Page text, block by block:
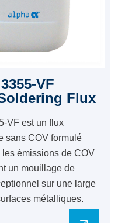
VF
Flux
VF est un flux
sans COV formulé
les émissions de COV
un mouillage de
sur une large
métalliques.